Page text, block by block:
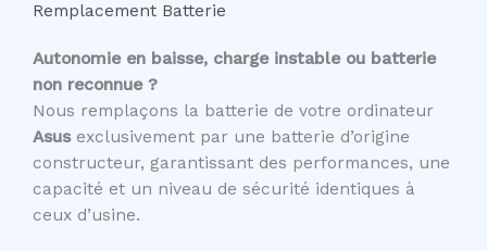
Remplacement Batterie
Autonomie en baisse, charge instable ou batterie
non reconnue ?
Nous remplaçons la batterie de votre ordinateur
Asusexclusivement par une batterie d’origine
constructeur, garantissant des performances, une
capacité et un niveau de sécurité identiques à
ceux d’usine.